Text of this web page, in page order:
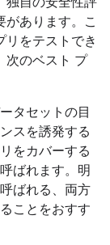
があります。こ
リをテストでき
次のベスト プ
タセットの目
スを誘発する
をカバーする
ばれます。明
ばれる、両方
ことをおすす